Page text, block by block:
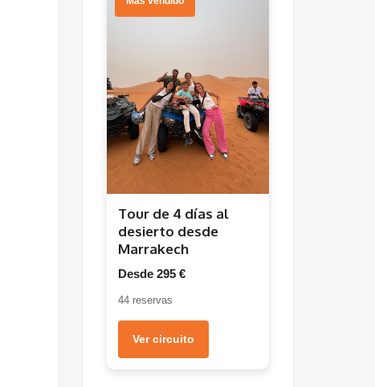
Tour de 4 días al
desierto desde
Marrakech
Desde 295 €
44 reservas
Ver circuito